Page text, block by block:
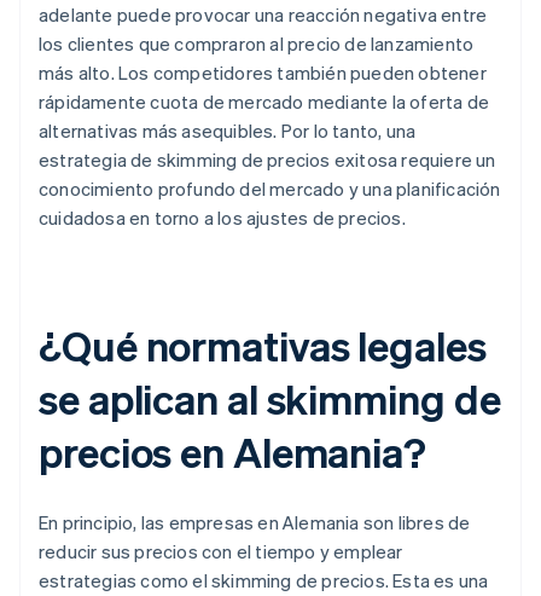
adelante puede provocar una reacción negativa entre
los clientes que compraron al precio de lanzamiento
más alto. Los competidores también pueden obtener
rápidamente cuota de mercado mediante la oferta de
alternativas más asequibles. Por lo tanto, una
estrategia de skimming de precios exitosa requiere un
conocimiento profundo del mercado y una planificación
cuidadosa en torno a los ajustes de precios.
¿Qué normativas legales
se aplican al skimming de
precios en Alemania?
En principio, las empresas en Alemania son libres de
reducir sus precios con el tiempo y emplear
estrategias como el skimming de precios. Esta es una